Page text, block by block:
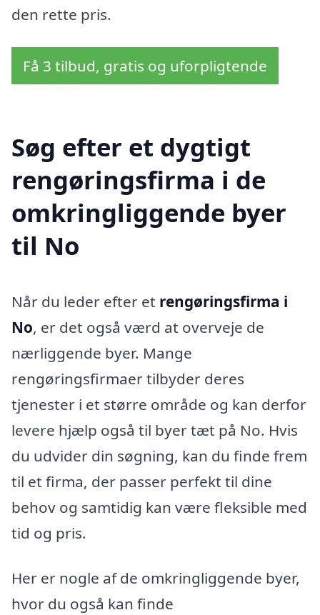
den rette pris.
Få 3 tilbud, gratis og uforpligtende
Søg efter et dygtigt
rengøringsfirma i de
omkringliggende byer
til No
Når du leder efter et rengøringsfirma i
No, er det også værd at overveje de
nærliggende byer. Mange
rengøringsfirmaer tilbyder deres
tjenester i et større område og kan derfor
levere hjælp også til byer tæt på No. Hvis
du udvider din søgning, kan du finde frem
til et firma, der passer perfekt til dine
behov og samtidig kan være fleksible med
tid og pris.
Her er nogle af de omkringliggende byer,
hvor du også kan finde